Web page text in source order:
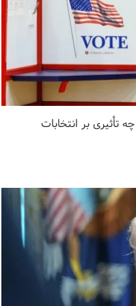
تأثیری بر انتخابات